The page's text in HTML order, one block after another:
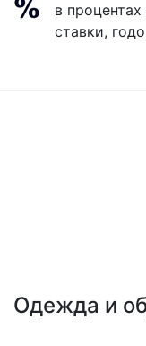
в
ставки,
Одежда и